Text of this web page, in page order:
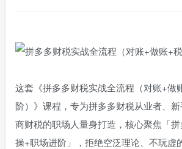
这套《拼多多财税实战全流程（对账+做
阶）》课程，专为拼多多财税从业者、
商财税的职场人量身打造，核心聚焦「
操+职场进阶」，拒绝空泛理论、不玩虚